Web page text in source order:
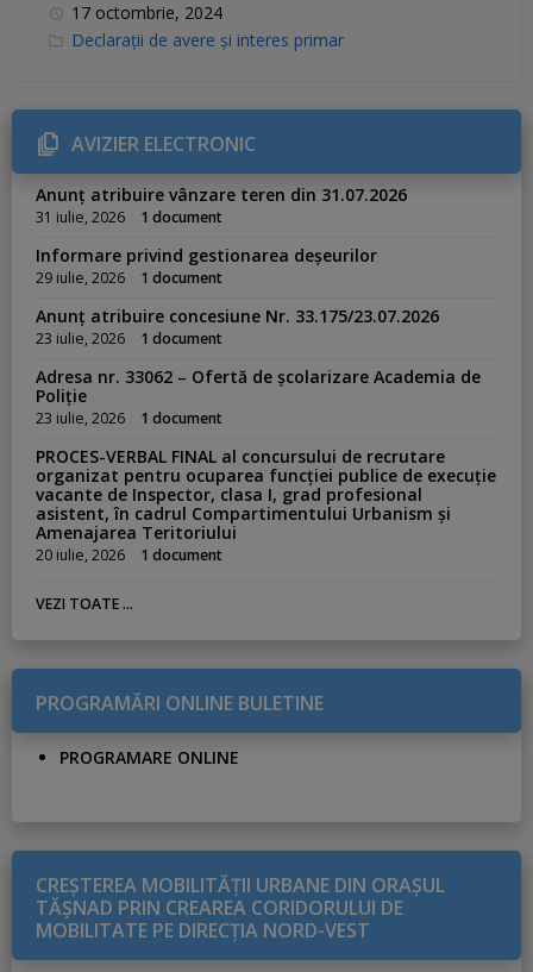
17 octombrie, 2024
C
r
i
e
s
Declarații de avere și interes primar
AVIZIER ELECTRONIC
Anunț atribuire vânzare teren din 31.07.2026
31 iulie, 2026 1 document
Informare privind gestionarea deșeurilor
29 iulie, 2026 1 document
Anunț atribuire concesiune Nr. 33.175/23.07.2026
23 iulie, 2026 1 document
Adresa nr. 33062 – Ofertă de școlarizare Academia de
Poliție
23 iulie, 2026 1 document
PROCES-VERBAL FINAL al concursului de recrutare
organizat pentru ocuparea funcției publice de execuție
vacante de Inspector, clasa I, grad profesional
asistent, în cadrul Compartimentului Urbanism și
Amenajarea Teritoriului
20 iulie, 2026 1 document
VEZI TOATE ...
PROGRAMĂRI ONLINE BULETINE
PROGRAMARE ONLINE
CREŞTEREA MOBILITĂŢII URBANE DIN ORAŞUL
TĂŞNAD PRIN CREAREA CORIDORULUI DE
MOBILITATE PE DIRECŢIA NORD-VEST